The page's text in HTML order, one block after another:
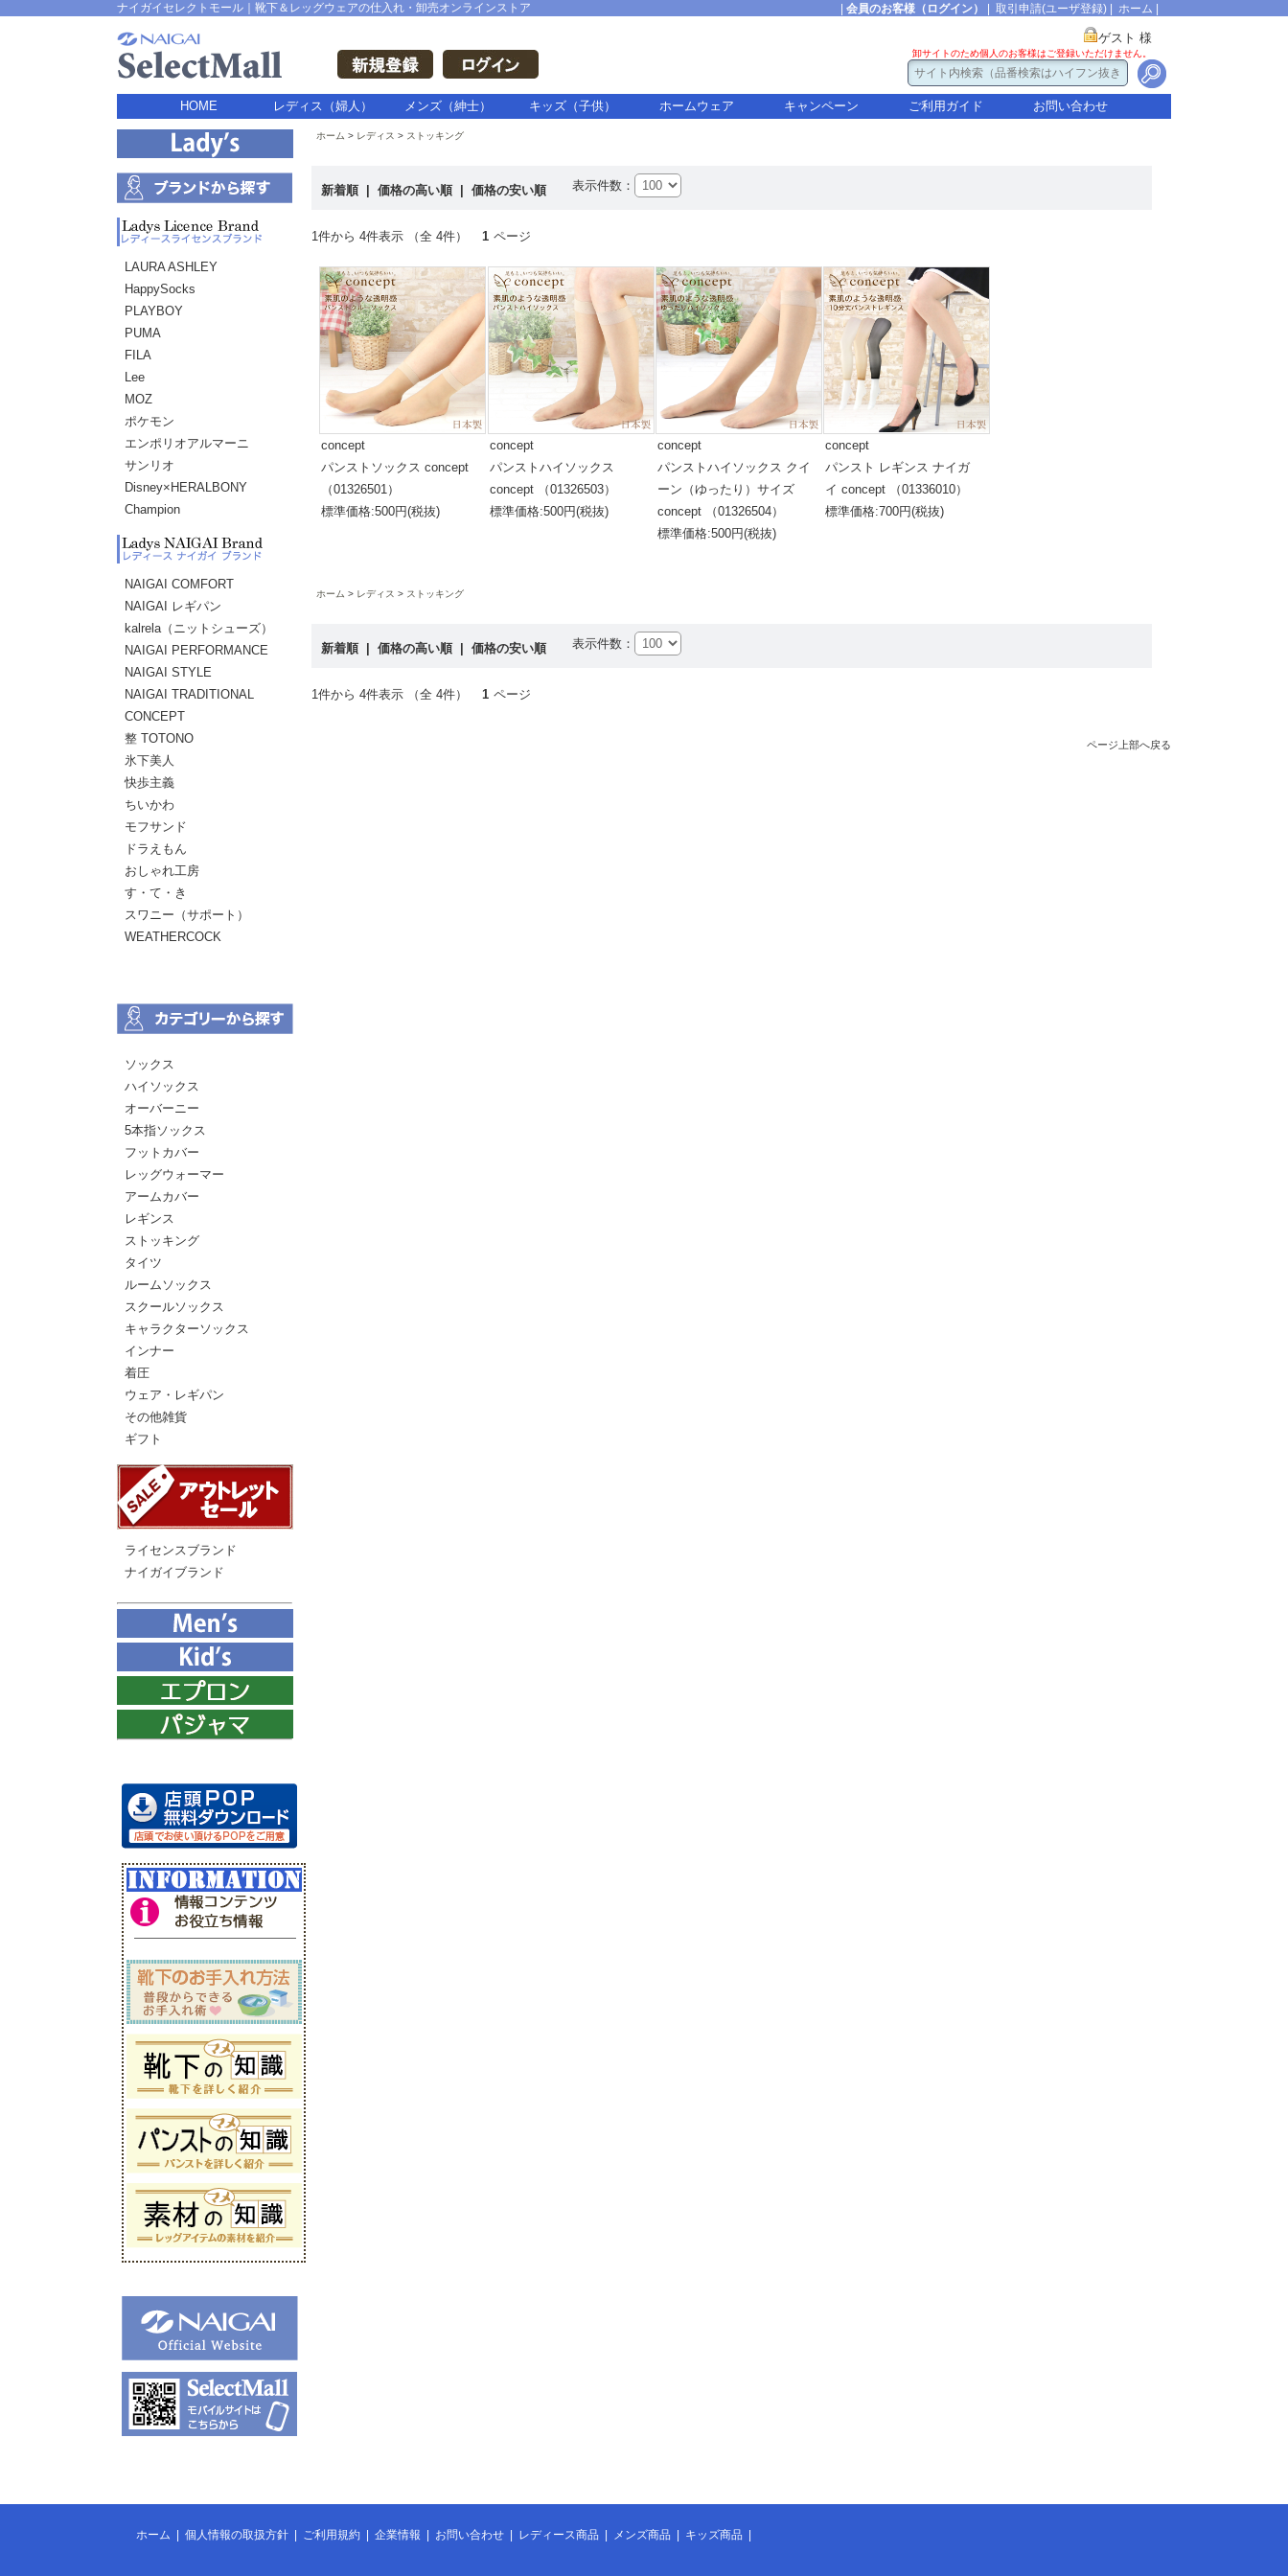
ナイガイセレクトモール｜靴下＆レッグウェアの仕入れ・卸売オンラインストア 会員のお客様（ログイン） 取引申請(ユーザ登録) ホーム
ゲスト 様
卸サイトのため個人のお客様はご登録いただけません。
HOME レディス（婦人） メンズ（紳士） キッズ（子供） ホームウェア キャンペーン ご利用ガイド お問い合わせ
LAURA ASHLEY
HappySocks
PLAYBOY
PUMA
FILA
Lee
MOZ
ポケモン
エンポリオアルマーニ
サンリオ
Disney×HERALBONY
Champion
NAIGAI COMFORT
NAIGAI レギパン
kalrela（ニットシューズ）
NAIGAI PERFORMANCE
NAIGAI STYLE
NAIGAI TRADITIONAL
CONCEPT
整 TOTONO
氷下美人
快歩主義
ちいかわ
モフサンド
ドラえもん
おしゃれ工房
す・て・き
スワニー（サポート）
WEATHERCOCK
ソックス
ハイソックス
オーバーニー
5本指ソックス
フットカバー
レッグウォーマー
アームカバー
レギンス
ストッキング
タイツ
ルームソックス
スクールソックス
キャラクターソックス
インナー
着圧
ウェア・レギパン
その他雑貨
ギフト
ライセンスブランド
ナイガイブランド
ホーム レディス ストッキング
新着順 |価格の高い順 |価格の安い順 表示件数：
1件から 4件表示 （全 4件） 1 ページ
concept
パンストソックス concept
（01326501）
標準価格:500円(税抜)
concept
パンストハイソックス
concept （01326503）
標準価格:500円(税抜)
concept
パンストハイソックス クイ
ーン（ゆったり）サイズ
concept （01326504）
標準価格:500円(税抜)
concept
パンスト レギンス ナイガ
イ concept （01336010）
標準価格:700円(税抜)
ホーム レディス ストッキング
新着順 |価格の高い順 |価格の安い順 表示件数：
1件から 4件表示 （全 4件） 1 ページ
ページ上部へ戻る
ホーム 個人情報の取扱方針 ご利用規約 企業情報 お問い合わせ レディース商品 メンズ商品 キッズ商品